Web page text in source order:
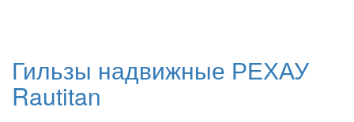
Гильзы надвижные РЕХАУ
Rautitan